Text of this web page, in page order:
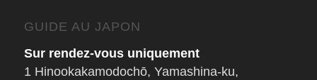
GUIDE AU JAPON
Sur rendez-vous uniquement
1 Hinookakamodochō, Yamashina-ku,